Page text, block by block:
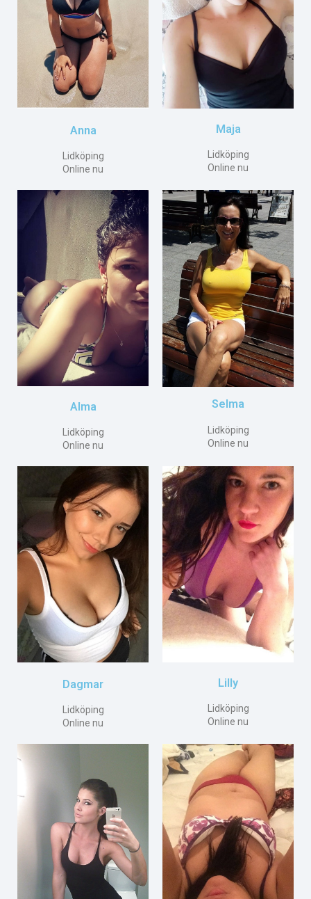
Anna
Lidköping
Online nu
Maja
Lidköping
Online nu
Alma
Lidköping
Online nu
Selma
Lidköping
Online nu
Dagmar
Lidköping
Online nu
Lilly
Lidköping
Online nu